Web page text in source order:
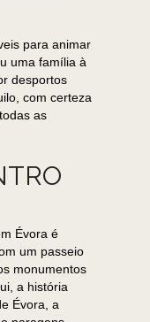
para animar
uma família à
desportos
com certeza
as
Évora é
um passeio
monumentos
a história
Évora, a